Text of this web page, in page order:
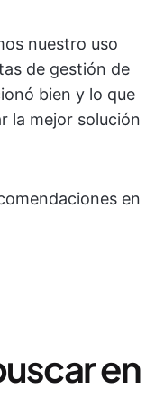
nuestro uso
de gestión de
bien y lo que
la mejor solución
en
en